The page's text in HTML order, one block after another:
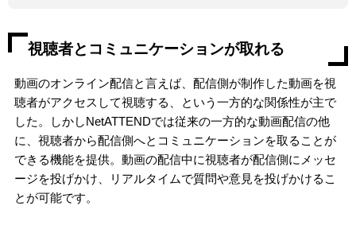
視聴者とコミュニケーションが取れる
動画のオンライン配信と言えば、配信側が制作した動画を視
聴者がアクセスして視聴する、という一方的な関係性が主で
した。しかしNetATTENDでは従来の一方的な動画配信の他
に、視聴者から配信側へとコミュニケーションを取ることが
できる機能を提供。 動画の配信中に視聴者が配信側にメッセ
ージを投げかけ、リアルタイムで質問や意見を投げかけるこ
とが可能です。